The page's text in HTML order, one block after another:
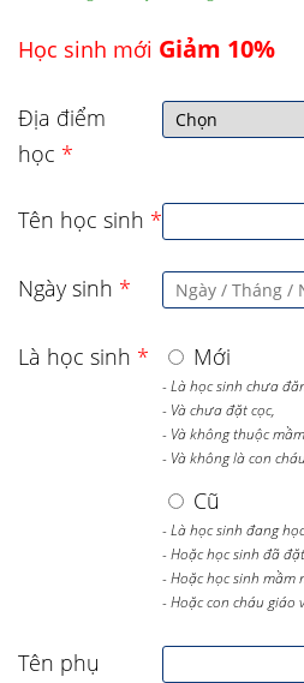
Học sinh mới Giảm 10%
Địa điểm
học *
Tên học sinh *
Ngày sinh *
Là học sinh * Mới
- Là học sinh chưa
- Và chưa đặt cọc,
- Và không thuộc
- Và không là con
Cũ
- Là học sinh đang
- Hoặc học sinh đã
- Hoặc học sinh mầm
- Hoặc con cháu giáo
Tên phụ